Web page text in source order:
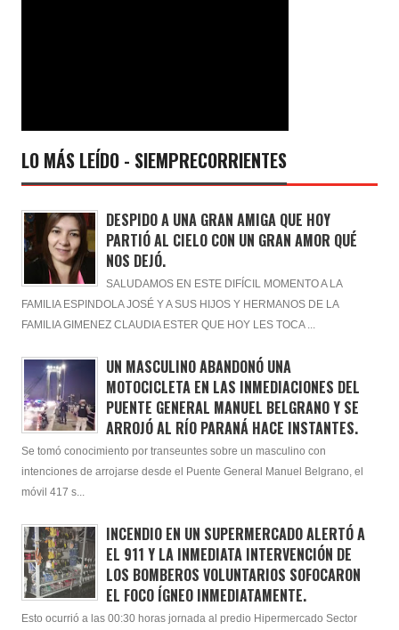
LO MÁS LEÍDO - SIEMPRECORRIENTES
DESPIDO A UNA GRAN AMIGA QUE HOY
PARTIÓ AL CIELO CON UN GRAN AMOR QUÉ
NOS DEJÓ.
SALUDAMOS EN ESTE DIFÍCIL MOMENTO A LA
FAMILIA ESPINDOLA JOSÉ Y A SUS HIJOS Y HERMANOS DE LA
FAMILIA GIMENEZ CLAUDIA ESTER QUE HOY LES TOCA ...
UN MASCULINO ABANDONÓ UNA
MOTOCICLETA EN LAS INMEDIACIONES DEL
PUENTE GENERAL MANUEL BELGRANO Y SE
ARROJÓ AL RÍO PARANÁ HACE INSTANTES.
Se tomó conocimiento por transeuntes sobre un masculino con
intenciones de arrojarse desde el Puente General Manuel Belgrano, el
móvil 417 s...
INCENDIO EN UN SUPERMERCADO ALERTÓ A
EL 911 Y LA INMEDIATA INTERVENCIÓN DE
LOS BOMBEROS VOLUNTARIOS SOFOCARON
EL FOCO ÍGNEO INMEDIATAMENTE.
Esto ocurrió a las 00:30 horas jornada al predio Hipermercado Sector